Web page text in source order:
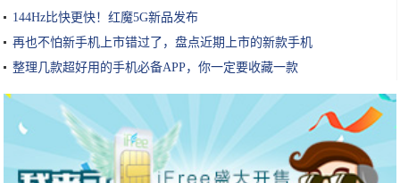
144Hz比快更快！红魔5G新品发布
再也不怕新手机上市错过了，盘点近期上市的新款手机
整理几款超好用的手机必备APP，你一定要收藏一款